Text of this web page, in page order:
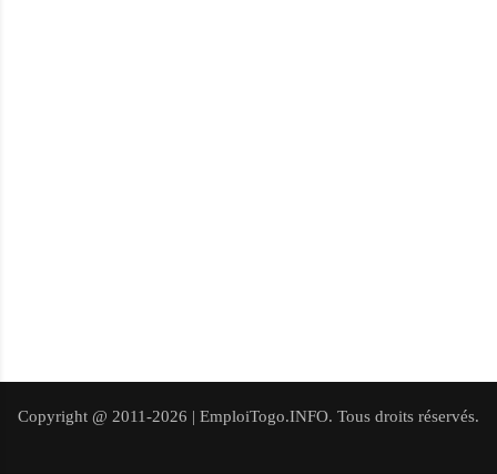
Copyright @ 2011-2026 | EmploiTogo.INFO. Tous droits réservés.